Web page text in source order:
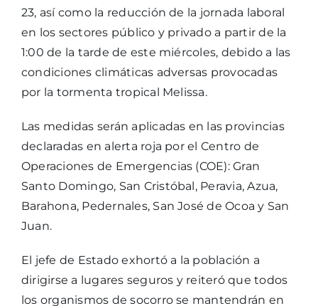
23, así como la reducción de la jornada laboral
en los sectores público y privado a partir de la
1:00 de la tarde de este miércoles, debido a las
condiciones climáticas adversas provocadas
por la tormenta tropical Melissa.
Las medidas serán aplicadas en las provincias
declaradas en alerta roja por el Centro de
Operaciones de Emergencias (COE): Gran
Santo Domingo, San Cristóbal, Peravia, Azua,
Barahona, Pedernales, San José de Ocoa y San
Juan.
El jefe de Estado exhortó a la población a
dirigirse a lugares seguros y reiteró que todos
los organismos de socorro se mantendrán en